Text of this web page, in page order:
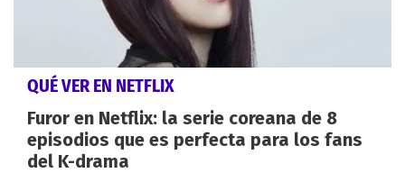
QUÉ VER EN NETFLIX
Furor en Netflix: la serie coreana de 8
episodios que es perfecta para los fans
del K-drama